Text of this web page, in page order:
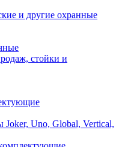
и другие охранные
стойки и
Joker, Uno, Global, Vertical,